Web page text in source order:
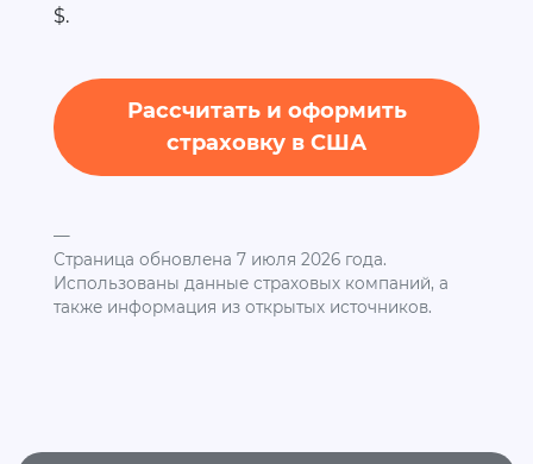
$.
Рассчитать и оформить
страховку в США
—
Страница обновлена 7 июля 2026 года.
Использованы данные страховых компаний, а
также информация из открытых источников.